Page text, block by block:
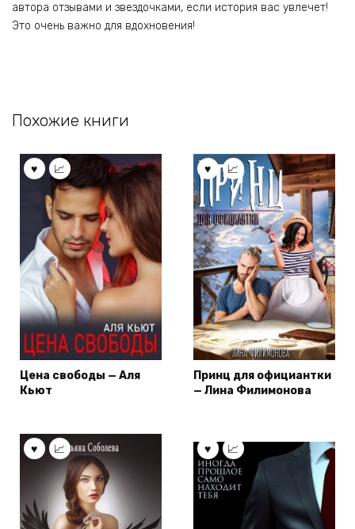
автора отзывами и звездочками, если история вас увлечет!
Это очень важно для вдохновения!
Похожие книги
Цена свободы — Аля
Кьют
Принц для официантки
— Лина Филимонова